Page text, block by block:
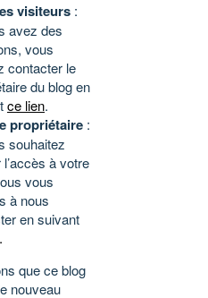
visiteurs :
avez des
vous
contacter le
du blog en
ce lien.
propriétaire :
souhaitez
l’accès à votre
vous
à nous
en suivant
.
que ce blog
nouveau